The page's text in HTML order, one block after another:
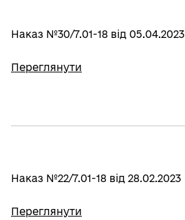
Наказ №30/7.01-18 від 05.04.2023
Переглянути
Наказ №22/7.01-18 від 28.02.2023
Переглянути